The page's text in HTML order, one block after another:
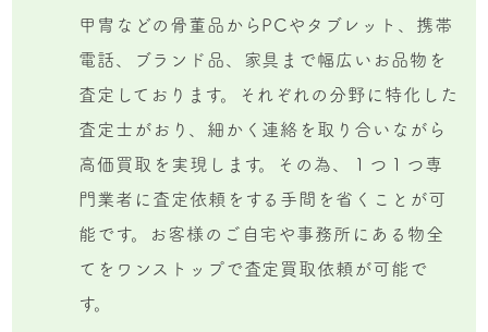
甲冑などの骨董品からPCやタブレット、携帯
電話、ブランド品、家具まで幅広いお品物を
査定しております。それぞれの分野に特化した
査定士がおり、細かく連絡を取り合いながら
高価買取を実現します。その為、１つ１つ専
門業者に査定依頼をする手間を省くことが可
能です。お客様のご自宅や事務所にある物全
てをワンストップで査定買取依頼が可能で
す。